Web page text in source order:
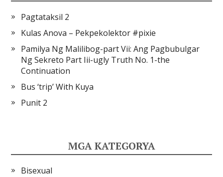
Pagtataksil 2
Kulas Anova – Pekpekolektor #pixie
Pamilya Ng Malilibog-part Vii: Ang Pagbubulgar
Ng Sekreto Part Iii-ugly Truth No. 1-the
Continuation
Bus ‘trip’ With Kuya
Punit 2
MGA KATEGORYA
Bisexual